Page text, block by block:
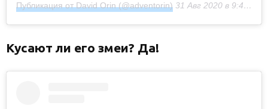
Публикация от David Orin (@adventorin) 31 Авг 2020 в 9:49 PDT
Кусают ли его змеи? Да!